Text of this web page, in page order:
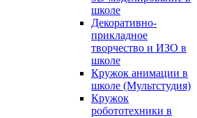
школе
Декоративно-
прикладное
творчество и ИЗО в
школе
Кружок анимации в
школе (Мультстудия)
Кружок
робототехники в